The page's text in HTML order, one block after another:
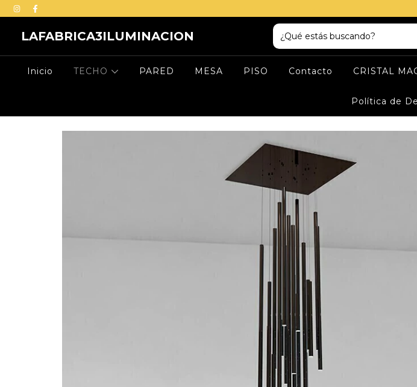
LAFABRICA3ILUMINACION
Inicio TECHO PARED MESA PISO Contacto CRISTAL
Política de